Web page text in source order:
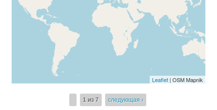
Leaflet| OSM Mapnik
1 из 7 следующая ›